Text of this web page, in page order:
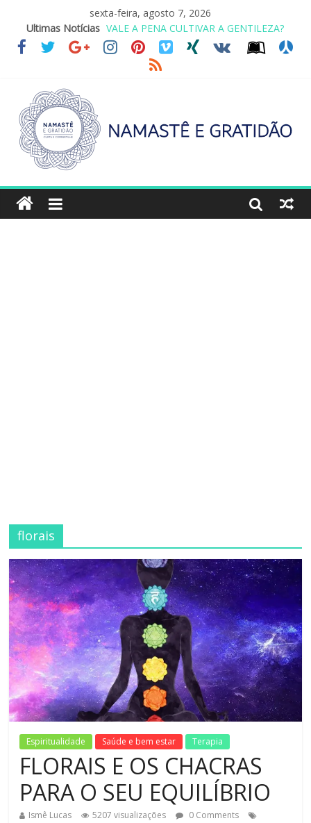
sexta-feira, agosto 7, 2026
Ultimas Notícias VALE A PENA CULTIVAR A GENTILEZA?
REINVENTANDO A VIDA AOS 70 ANOS
LEI DO RETORNO
O ATO DE ABRAÇAR
florais
Espiritualidade Saúde e bem estar Terapia
FLORAIS E OS CHACRAS
PARA O SEU EQUILÍBRIO
Ismê Lucas 5207 visualizações
0 Comments